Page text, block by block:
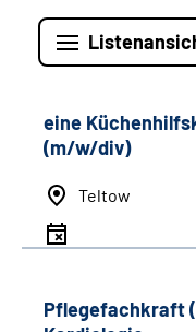
eine
(m/w/div)
Teltow
Pflegefachkraft